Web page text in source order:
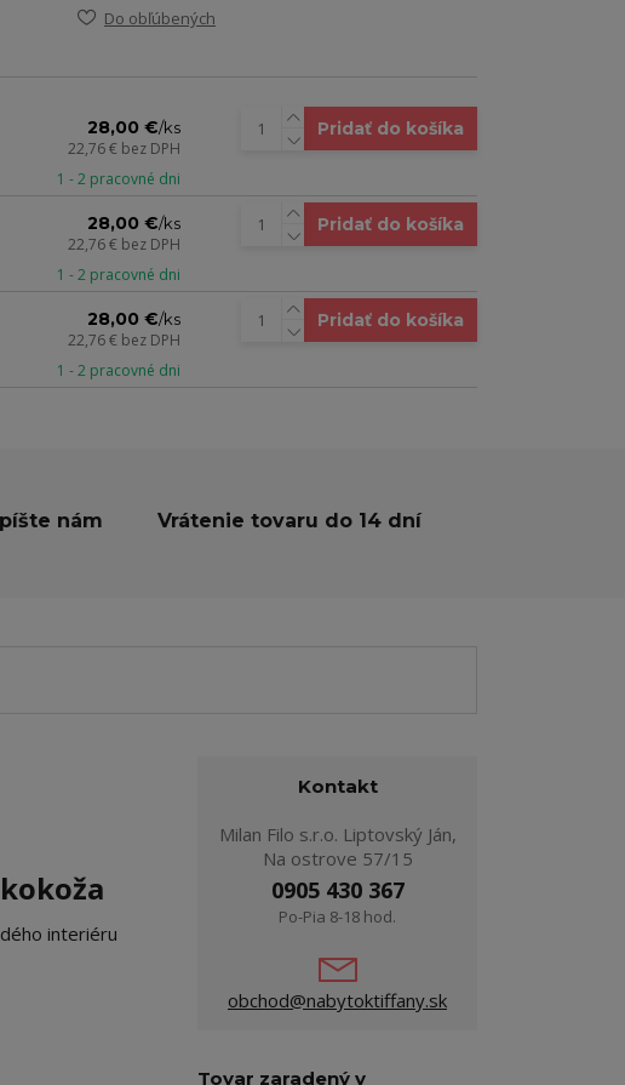
Do obľúbených
28,00 €/ks
22,76 € bez DPH
1 - 2 pracovné dni
Pridať do košíka
28,00 €/ks
22,76 € bez DPH
1 - 2 pracovné dni
Pridať do košíka
28,00 €/ks
22,76 € bez DPH
1 - 2 pracovné dni
Pridať do košíka
nám Vrátenie tovaru do 14 dní
interiéru
Kontakt
Milan Filo s.r.o. Liptovský Ján,
Na ostrove 57/15
0905 430 367
Po-Pia 8-18 hod.
obchod@nabytoktiffany.sk
Tovar zaradený v